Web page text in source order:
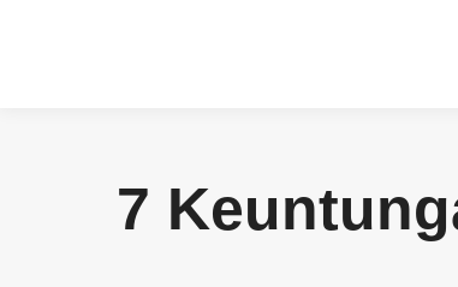
7